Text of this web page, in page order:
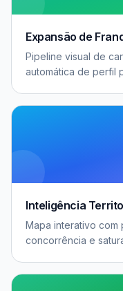
Expansão de
Pipeline visual de
automática de perfil
Inteligência
Mapa interativo com
concorrência e